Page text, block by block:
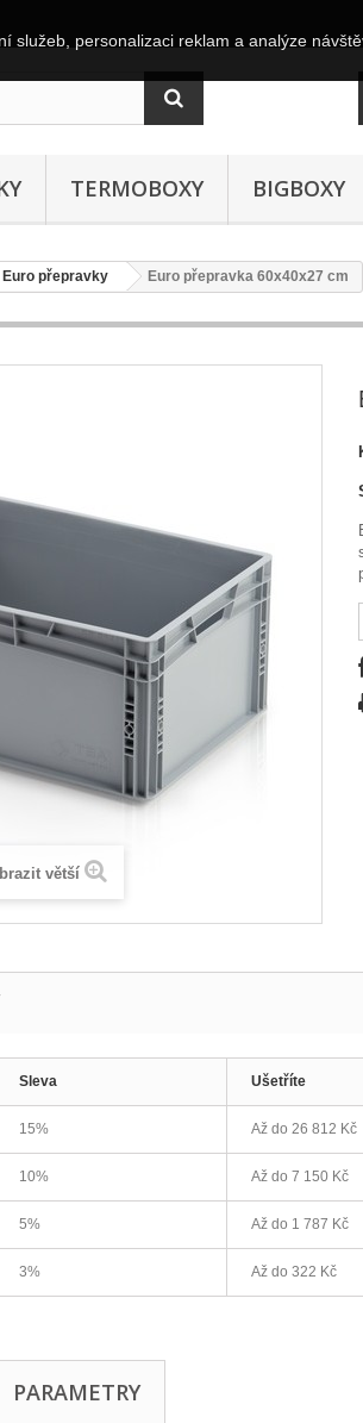
TERMOBOXY BIGBOXY
Euro přepravky Euro přepravka 60x40x27 cm
větší
Sleva Ušetříte
15% Až do 26 812 Kč
10% Až do 7 150 Kč
5% Až do 1 787 Kč
3% Až do 322 Kč
PARAMETRY
služeb, personalizaci reklam a analýze